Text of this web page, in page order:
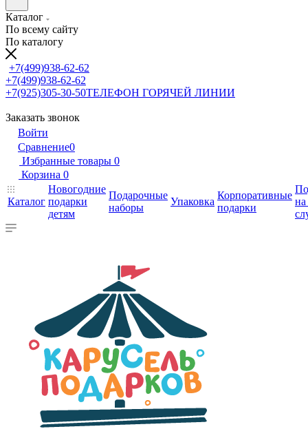
Каталог
По всему сайту
По каталогу
+7(499)938-62-62
+7(499)938-62-62
+7(925)305-30-50ТЕЛЕФОН ГОРЯЧЕЙ ЛИНИИ
Заказать звонок
Войти
Сравнение0
Избранные товары 0
Корзина 0
Каталог
Новогодние
подарки
детям
Подарочные
наборы
Упаковка
Корпоративные
подарки
на